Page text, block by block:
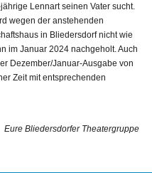
Lennart seinen Vater sucht.
wegen der anstehenden
in Bliedersdorf nicht wie
im Januar 2024 nachgeholt. Auch
Dezember/Januar-Ausgabe von
Zeit mit entsprechenden
Eure Bliedersdorfer Theatergruppe